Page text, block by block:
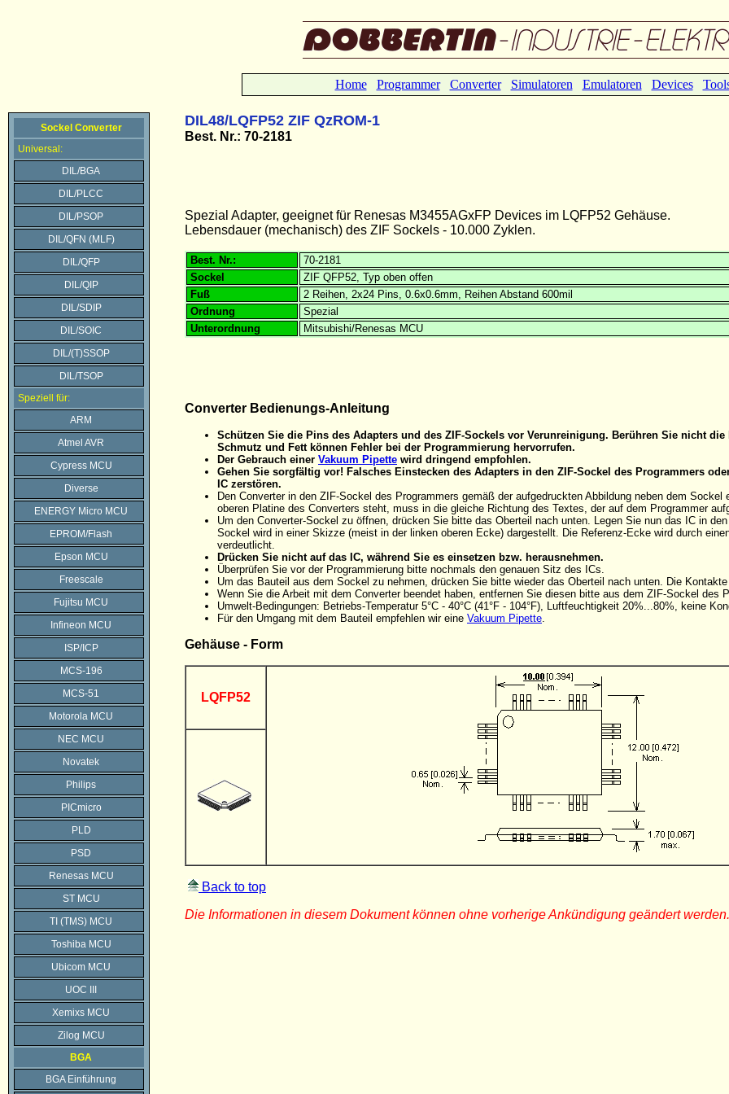
Home Programmer Converter Simulatoren Emulatoren Devices
Sockel Converter
Universal:
DIL/BGA
DIL/PLCC
DIL/PSOP
DIL/QFN (MLF)
DIL/QFP
DIL/QIP
DIL/SDIP
DIL/SOIC
DIL/(T)SSOP
DIL/TSOP
Speziell für:
ARM
Atmel AVR
Cypress MCU
Diverse
ENERGY Micro MCU
EPROM/Flash
Epson MCU
Freescale
Fujitsu MCU
Infineon MCU
ISP/ICP
MCS-196
MCS-51
Motorola MCU
NEC MCU
Novatek
Philips
PICmicro
PLD
PSD
Renesas MCU
ST MCU
TI (TMS) MCU
Toshiba MCU
Ubicom MCU
UOC III
Xemixs MCU
Zilog MCU
BGA
BGA Einführung
DIL48/LQFP52 ZIF QzROM-1
Best. Nr.: 70-2181
Spezial Adapter, geeignet für Renesas M3455AGxFP Devices im LQFP52 Gehäuse.
Lebensdauer (mechanisch) des ZIF Sockels - 10.000 Zyklen.
Best. Nr.:
70-2181
Sockel
ZIF QFP52, Typ oben offen
Fuß
2 Reihen, 2x24 Pins, 0.6x0.6mm, Reihen Abstand 600mil
Ordnung
Spezial
Unterordnung
Mitsubishi/Renesas MCU
Converter Bedienungs-Anleitung
Schützen Sie die Pins des Adapters und des ZIF-Sockels vor Verunreinigung. Berühren Sie nicht
Schmutz und Fett können Fehler bei der Programmierung hervorrufen.
Der Gebrauch einer Vakuum Pipette wird dringend empfohlen.
Gehen Sie sorgfältig vor! Falsches Einstecken des Adapters in den ZIF-Sockel des Programmers
IC zerstören.
Den Converter in den ZIF-Sockel des Programmers gemäß der aufgedruckten Abbildung neben dem
oberen Platine des Converters steht, muss in die gleiche Richtung des Textes, der auf dem Programmer
Um den Converter-Sockel zu öffnen, drücken Sie bitte das Oberteil nach unten. Legen Sie nun das IC in
Sockel wird in einer Skizze (meist in der linken oberen Ecke) dargestellt. Die Referenz-Ecke wird durch
verdeutlicht.
Drücken Sie nicht auf das IC, während Sie es einsetzen bzw. herausnehmen.
Überprüfen Sie vor der Programmierung bitte nochmals den genauen Sitz des ICs.
Um das Bauteil aus dem Sockel zu nehmen, drücken Sie bitte wieder das Oberteil nach unten. Die
Wenn Sie die Arbeit mit dem Converter beendet haben, entfernen Sie diesen bitte aus dem ZIF-Sockel des
Umwelt-Bedingungen: Betriebs-Temperatur 5°C - 40°C (41°F - 104°F), Luftfeuchtigkeit 20%...80%, keine
Für den Umgang mit dem Bauteil empfehlen wir eine Vakuum Pipette.
Gehäuse - Form
LQFP52
Back to top
Die Informationen in diesem Dokument können ohne vorherige Ankündigung geändert werden.